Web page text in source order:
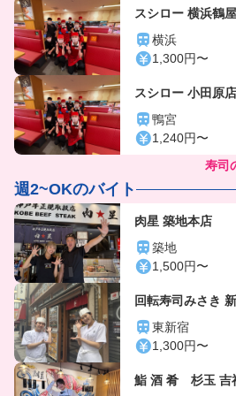
スシロー 横浜鶴
横浜
1,300円〜
スシロー 小田原店
鴨宮
1,240円〜
寿司
週2~OKのバイト
肉星 築地本店
築地
1,500円〜
回転寿司みさき
エア店
東新宿
1,300円〜
鮨 酒 肴 杉玉 吉